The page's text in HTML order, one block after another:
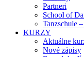
Partneri
School of
Tanzschule
KURZY
Aktuálne
Nové zápisy